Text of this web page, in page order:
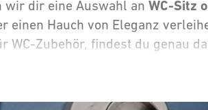
wir dir eine Auswahl an WC-Sitz
einen Hauch von Eleganz
WC-Zubehör, findest du genau